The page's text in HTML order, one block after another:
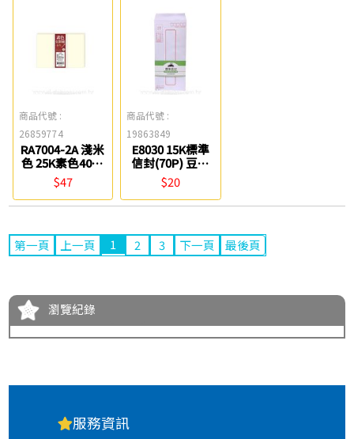
商品代號 :
26859774
RA7004-2A 淺米
色 25K素色40入
信封組 四季紙品
$47
商品代號 :
19863849
E8030 15K標準
信封(70P) 豆點
紙品
$20
第一頁 上一頁 1 2 3 下一頁 最後頁
瀏覽紀錄
服務資訊